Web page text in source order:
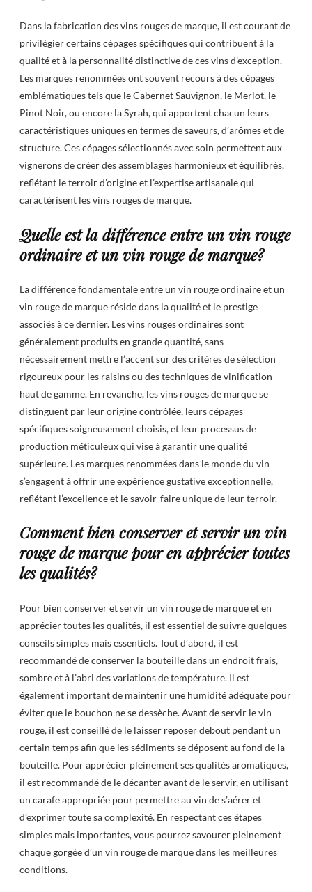
Dans la fabrication des vins rouges de marque, il est courant de
privilégier certains cépages spécifiques qui contribuent à la
qualité et à la personnalité distinctive de ces vins d’exception.
Les marques renommées ont souvent recours à des cépages
emblématiques tels que le Cabernet Sauvignon, le Merlot, le
Pinot Noir, ou encore la Syrah, qui apportent chacun leurs
caractéristiques uniques en termes de saveurs, d’arômes et de
structure. Ces cépages sélectionnés avec soin permettent aux
vignerons de créer des assemblages harmonieux et équilibrés,
reflétant le terroir d’origine et l’expertise artisanale qui
caractérisent les vins rouges de marque.
Quelle est la différence entre un vin rouge
ordinaire et un vin rouge de marque?
La différence fondamentale entre un vin rouge ordinaire et un
vin rouge de marque réside dans la qualité et le prestige
associés à ce dernier. Les vins rouges ordinaires sont
généralement produits en grande quantité, sans
nécessairement mettre l’accent sur des critères de sélection
rigoureux pour les raisins ou des techniques de vinification
haut de gamme. En revanche, les vins rouges de marque se
distinguent par leur origine contrôlée, leurs cépages
spécifiques soigneusement choisis, et leur processus de
production méticuleux qui vise à garantir une qualité
supérieure. Les marques renommées dans le monde du vin
s’engagent à offrir une expérience gustative exceptionnelle,
reflétant l’excellence et le savoir-faire unique de leur terroir.
Comment bien conserver et servir un vin
rouge de marque pour en apprécier toutes
les qualités?
Pour bien conserver et servir un vin rouge de marque et en
apprécier toutes les qualités, il est essentiel de suivre quelques
conseils simples mais essentiels. Tout d’abord, il est
recommandé de conserver la bouteille dans un endroit frais,
sombre et à l’abri des variations de température. Il est
également important de maintenir une humidité adéquate pour
éviter que le bouchon ne se dessèche. Avant de servir le vin
rouge, il est conseillé de le laisser reposer debout pendant un
certain temps afin que les sédiments se déposent au fond de la
bouteille. Pour apprécier pleinement ses qualités aromatiques,
il est recommandé de le décanter avant de le servir, en utilisant
un carafe appropriée pour permettre au vin de s’aérer et
d’exprimer toute sa complexité. En respectant ces étapes
simples mais importantes, vous pourrez savourer pleinement
chaque gorgée d’un vin rouge de marque dans les meilleures
conditions.